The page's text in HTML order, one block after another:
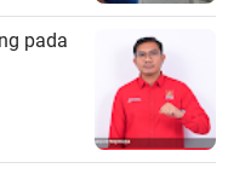
pada